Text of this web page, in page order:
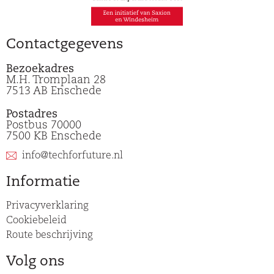
Contactgegevens
Bezoekadres
M.H. Tromplaan 28
7513 AB Enschede
Postadres
Postbus 70000
7500 KB Enschede
info@techforfuture.nl
Informatie
Privacyverklaring
Cookiebeleid
Route beschrijving
Volg ons